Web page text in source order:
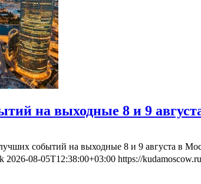
на выходные 8 и 9
событий на выходные 8 и 9 августа в
2026-08-05T12:38:00+03:00 https://